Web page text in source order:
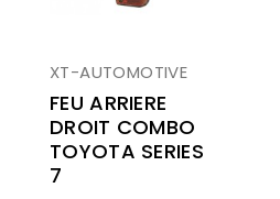
XT-AUTOMOTIVE
FEU ARRIERE
DROIT COMBO
TOYOTA SERIES
7